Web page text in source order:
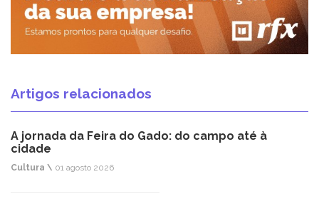
Artigos relacionados
A jornada da Feira do Gado: do campo até à
cidade
Cultura \ 01 agosto 2026